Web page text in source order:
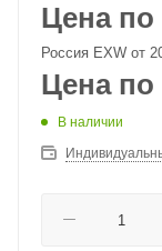
Цена по
Россия EXW от
Цена по
В наличии